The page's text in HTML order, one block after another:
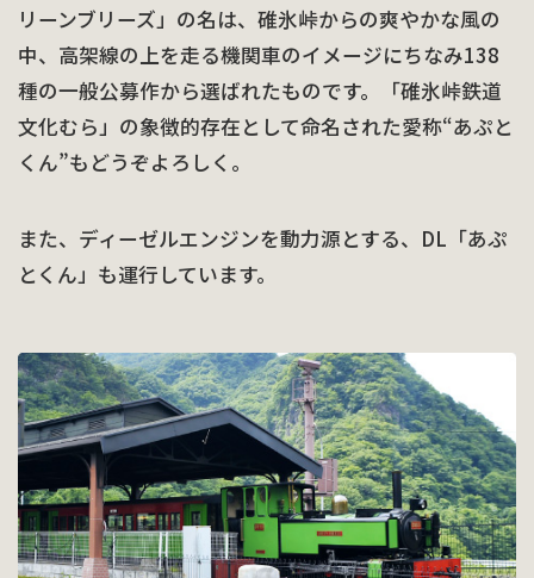
リーンブリーズ」の名は、碓氷峠からの爽やかな風の
中、高架線の上を走る機関車のイメージにちなみ138
種の一般公募作から選ばれたものです。「碓氷峠鉄道
文化むら」の象徴的存在として命名された愛称“あぷと
くん”もどうぞよろしく。
また、ディーゼルエンジンを動力源とする、DL「あぷ
とくん」も運行しています。